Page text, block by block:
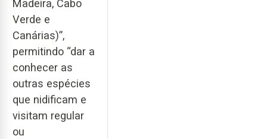
Madeira, Cabo
Verde e
Canárias)”,
permitindo “dar a
conhecer as
outras espécies
que nidificam e
visitam regular
ou